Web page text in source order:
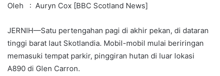
Oleh : Auryn Cox [BBC Scotland News]
JERNIH—Satu pertengahan pagi di akhir pekan, di dataran
tinggi barat laut Skotlandia. Mobil-mobil mulai beriringan
memasuki tempat parkir, pinggiran hutan di luar lokasi
A890 di Glen Carron.